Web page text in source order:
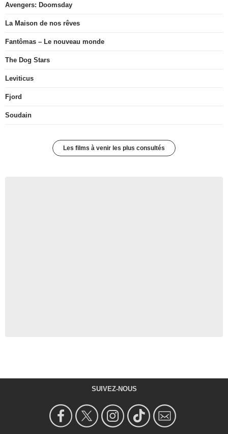
Avengers: Doomsday
La Maison de nos rêves
Fantômas – Le nouveau monde
The Dog Stars
Leviticus
Fjord
Soudain
Les films à venir les plus consultés
SUIVEZ-NOUS